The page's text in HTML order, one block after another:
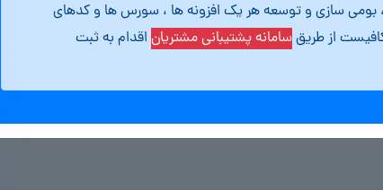
، بومی سازی و توسعه هر یک افزونه ها ، سورس ها و کدهای
از طریقسامانه پشتیبانی مشتریان اقدام به ثبت